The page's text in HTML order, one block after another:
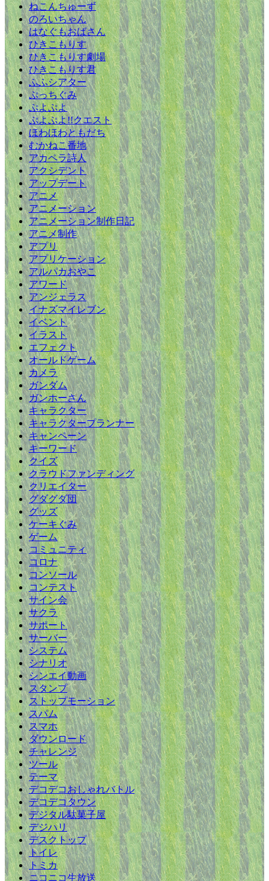
ねこんちゅーず
のろいちゃん
はなぐもおばさん
ひきこもりす
ひきこもりす劇場
ひきこもりす君
ふふシアター
ぷっちぐみ
ぷよぷよ
ぷよぷよ!!クエスト
ほわほわともだち
むかねこ番地
アカペラ詩人
アクシデント
アップデート
アニメ
アニメーション
アニメーション制作日記
アニメ制作
アプリ
アプリケーション
アルパカおやこ
アワード
アンジェラス
イナズマイレブン
イベント
イラスト
エフェクト
オールドゲーム
カメラ
ガンダム
ガンホーさん
キャラクター
キャラクタープランナー
キャンペーン
キーワード
クイズ
クラウドファンディング
クリエイター
グダグダ団
グッズ
ケーキぐみ
ゲーム
コミュニティ
コロナ
コンソール
コンテスト
サイン会
サクラ
サポート
サーバー
システム
シナリオ
シンエイ動画
スタンプ
ストップモーション
スパム
スマホ
ダウンロード
チャレンジ
ツール
テーマ
デコデコおしゃれバトル
デコデコタウン
デジタル駄菓子屋
デジハリ
デスクトップ
トイレ
トミカ
ニコニコ生放送